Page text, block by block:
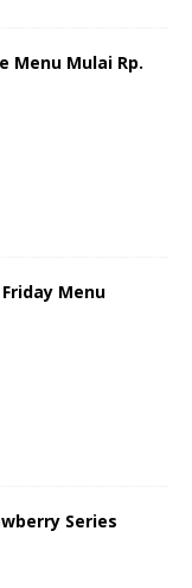
Menu Mulai Rp.
Menu
Series